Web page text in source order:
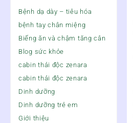
Bệnh dạ dày – tiêu hóa
bệnh tay chân miệng
Biếng ăn và chậm tăng cân
Blog sức khỏe
cabin thải độc zenara
cabin thải độc zenara
Dinh dưỡng
Dinh dưỡng trẻ em
Giới thiệu